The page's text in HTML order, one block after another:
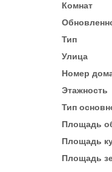
Комнат
Тип
Улица
Номер
Этажность
Тип
Площадь
Площадь
Площадь